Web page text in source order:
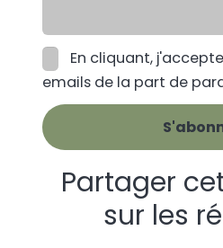
En cliquant,
emails de la part de
Partager
sur les